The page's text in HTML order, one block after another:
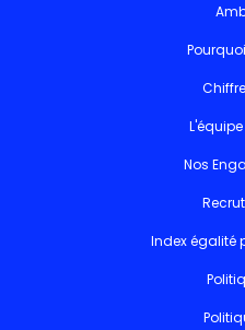
Nos
Index égalité